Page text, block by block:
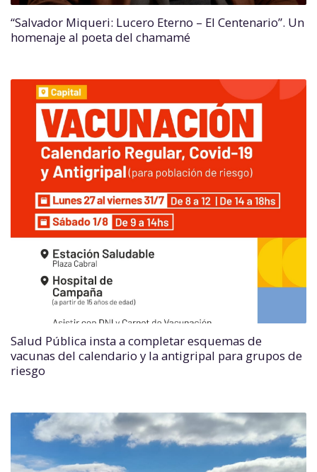
“Salvador Miqueri: Lucero Eterno – El Centenario”. Un
homenaje al poeta del chamamé
Salud Pública insta a completar esquemas de
vacunas del calendario y la antigripal para grupos de
riesgo